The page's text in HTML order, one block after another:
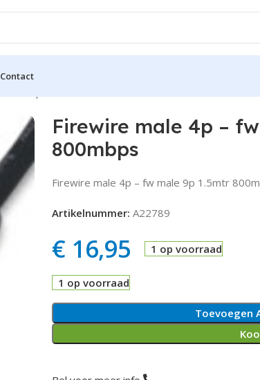
Contact
Firewire male 4p –
800mbps
Firewire male 4p – fw male 9p 1.5mtr
Artikelnummer: A22789
€16,95 1 op voorraad
1 op voorraad
Toevoegen